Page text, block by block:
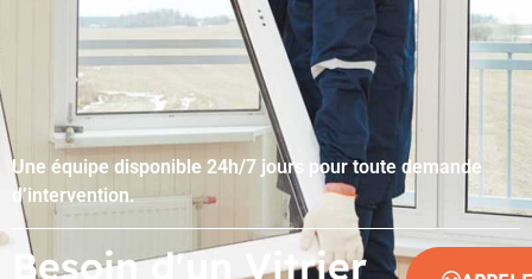
Une équipe disponible 24h/7 jours pour toute demande
d’intervention.
Besoin d'un Vitrier